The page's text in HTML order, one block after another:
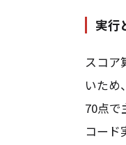
実行
スコア
いため
70点で
コード